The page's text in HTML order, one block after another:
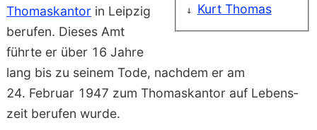
Kurt Thomas
Thomas­kantorin Leipzig
berufen. Dieses Amt
führte er über 16 Jahre
lang bis zu seinem Tode, nachdem er am
24. Februar 1947 zum Thomas­kantor auf Lebens­
zeit berufen wurde.